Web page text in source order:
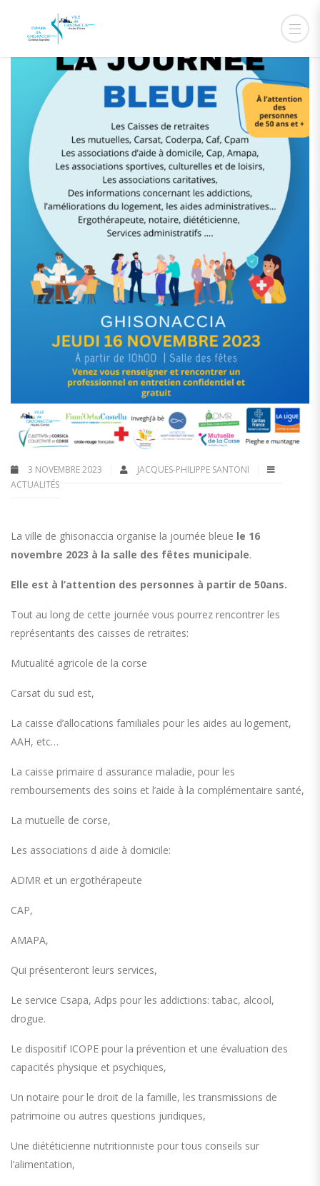
3 NOVEMBRE 2023
JACQUES-PHILIPPE SANTONI
ACTUALITÉS
La ville de ghisonaccia organise la journée bleue le 16
novembre 2023 à la salle des fêtes municipale.
Elle est à l’attention des personnes à partir de 50ans.
Tout au long de cette journée vous pourrez rencontrer les
représentants des caisses de retraites:
Mutualité agricole de la corse
Carsat du sud est,
La caisse d’allocations familiales pour les aides au logement,
AAH, etc…
La caisse primaire d assurance maladie, pour les
remboursements des soins et l’aide à la complémentaire santé,
La mutuelle de corse,
Les associations d aide à domicile:
ADMR et un ergothérapeute
CAP,
AMAPA,
Qui présenteront leurs services,
Le service Csapa, Adps pour les addictions: tabac, alcool,
drogue.
Le dispositif ICOPE pour la prévention et une évaluation des
capacités physique et psychiques,
Un notaire pour le droit de la famille, les transmissions de
patrimoine ou autres questions juridiques,
Une diététicienne nutritionniste pour tous conseils sur
l’alimentation,